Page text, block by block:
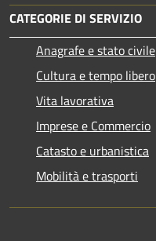
CATEGORIE DI SERVIZIO
Anagrafe e stato civile
Cultura e tempo libero
Vita lavorativa
Imprese e Commercio
Catasto e urbanistica
Mobilità e trasporti